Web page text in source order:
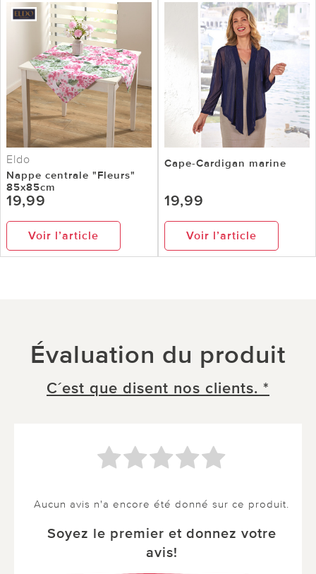
Eldo
Nappe centrale "Fleurs"
85x85cm
19,99
Voir l’article
Cape-Cardigan marine
19,99
Voir l’article
Évaluation du produit
C´est que disent nos clients. *
Aucun avis n'a encore été donné sur ce produit.
Soyez le premier et donnez votre
avis!